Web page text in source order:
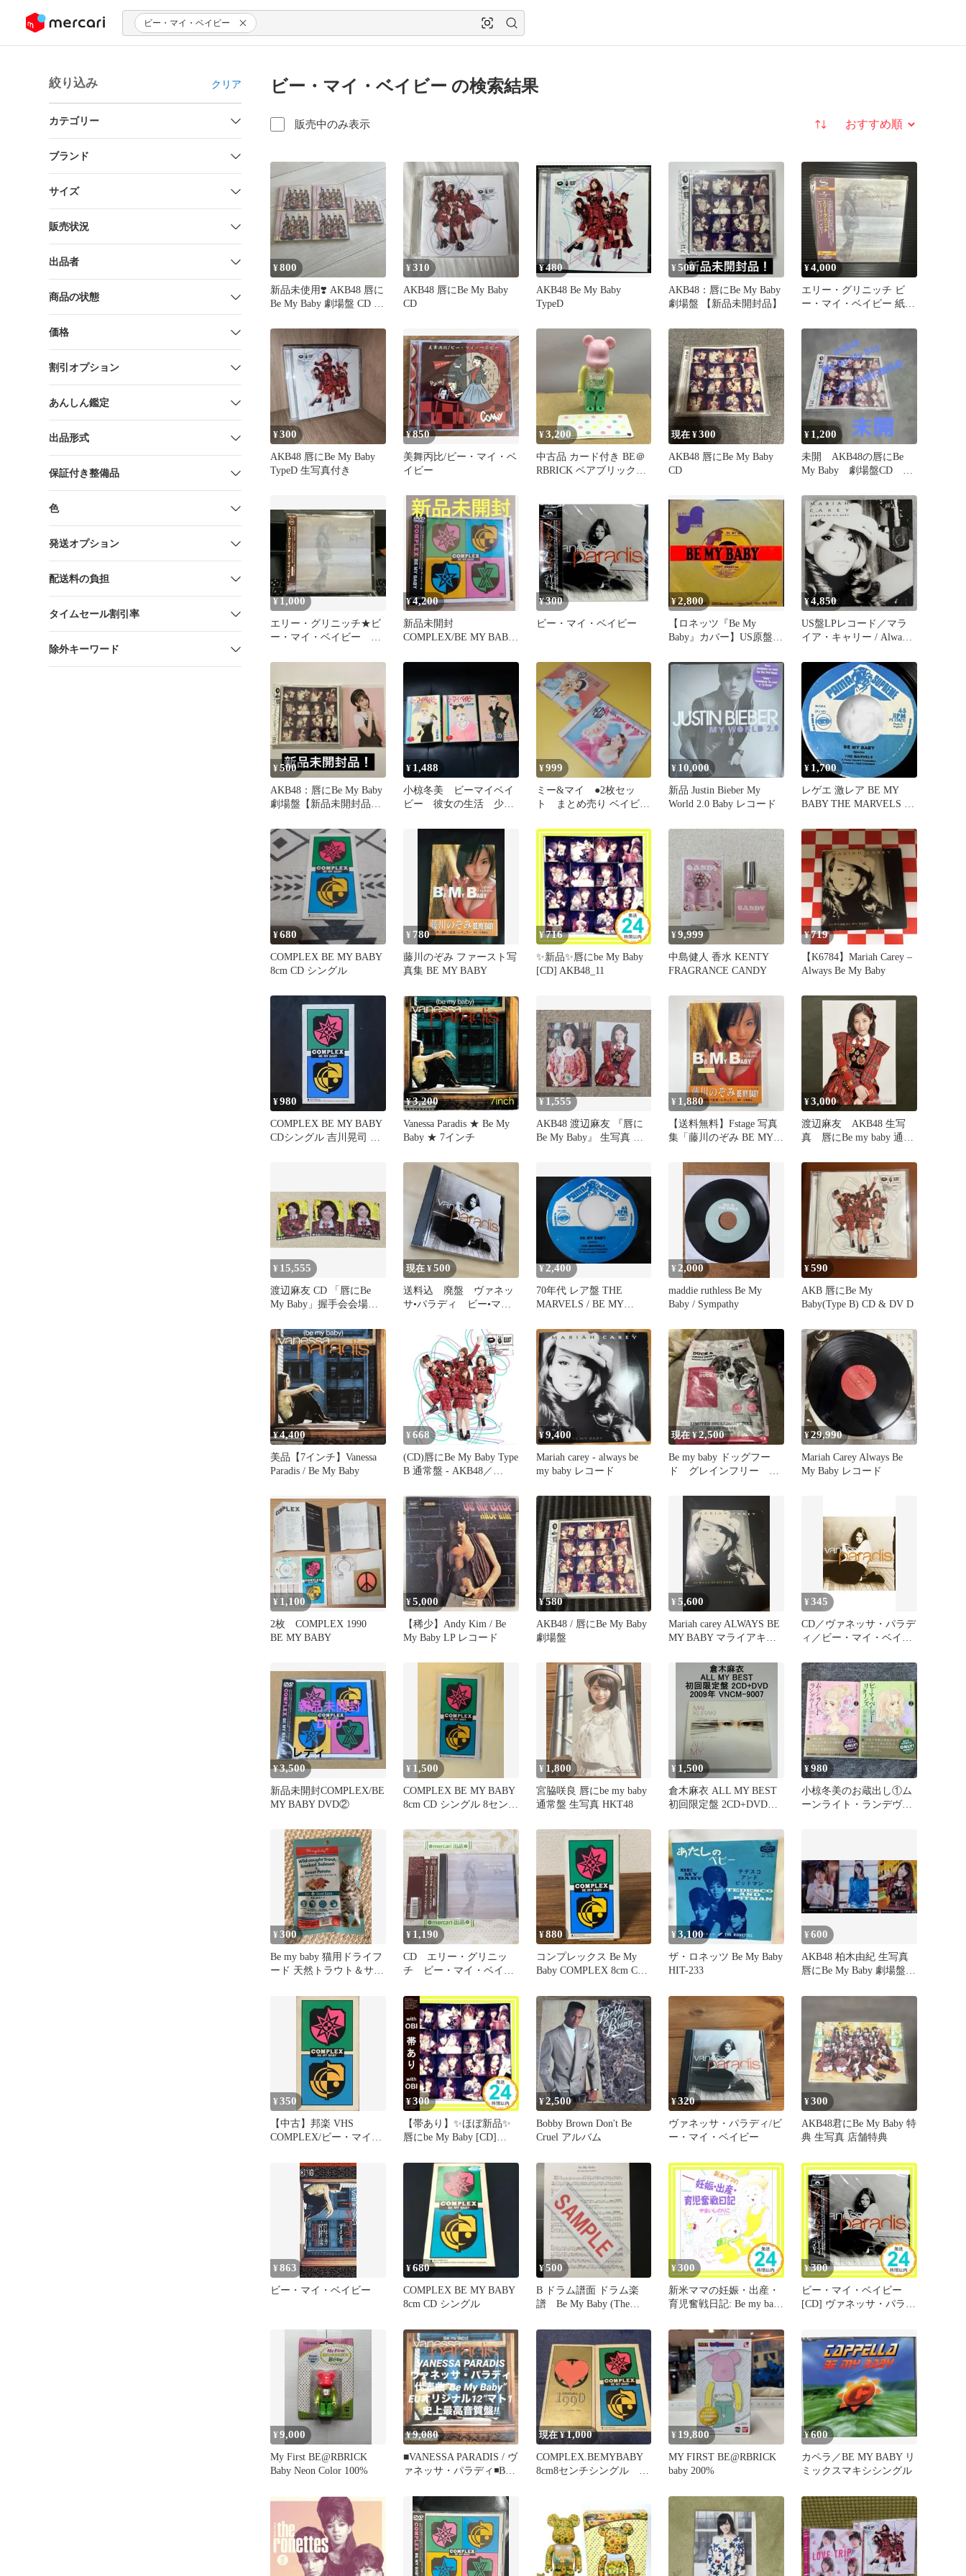
ツにスキップ ビー・マイ・ベイビー
絞り込み クリア
カテゴリー
ブランド
サイズ
販売状況
出品者
商品の状態
価格
割引オプション
あんしん鑑定
出品形式
保証付き整備品
色
発送オプション
配送料の負担
タイムセール割引率
除外キーワード
ビー・マイ・ベイビー の検索結果
販売中のみ表示 並び替え
¥800
新品未使用❣️ AKB48 唇に
Be My Baby 劇場盤 CD 5
¥310
AKB48 唇にBe My Baby
CD
¥480
AKB48 Be My Baby
TypeD
¥500
AKB48：唇にBe My Baby
劇場盤 【新品未開封品】
¥4,000
エリー・グリニッチ ビ
ー・マイ・ベイビー 紙ジ
¥300
AKB48 唇にBe My Baby
TypeD 生写真付き
¥850
美舞丙比/ビー・マイ・ベ
イビー
¥3,200
中古品 カード付き BE＠
RBRICK ベアブリック
ースト ベイビー 千秋 送
料込み
現在 ¥300
AKB48 唇にBe My Baby
CD
¥ 1,200
未開 AKB48の唇にBe
My Baby 劇場盤CD
¥ 1,000
エリー・グリニッチ★ビ
ー・マイ・ベイビー
¥4,200
新品未開封
COMPLEX/BE MY BABY
¥300
ビー・マイ・ベイビー
¥2,800
【ロネッツ『Be My
Baby』カバー】US原盤
ー』
¥4,850
US盤LPレコード／マラ
イア・キャリー / Always
¥500
AKB48：唇にBe My Baby
劇場盤【新品未開封品】
¥ 1,488
小椋冬美 ビーマイベイ
ビー 彼女の生活 少女
¥999
ミー&マイ ●2枚セッ
ト まとめ売り ベイビ
¥ 10,000
新品 Justin Bieber My
World 2.0 Baby レコード
¥ 1,700
レゲエ 激レア BE MY
BABY THE MARVELS オ
¥680
COMPLEX BE MY BABY
8cm CD シングル
¥ 780
藤川のぞみ ファースト写
真集 BE MY BABY
¥716
✨新品✨唇にbe My Baby
[CD] AKB48_11
¥9,999
中島健人 香水 KENTY
FRAGRANCE CANDY
¥719
【K6784】Mariah Carey –
Always Be My Baby
¥980
COMPLEX BE MY BABY
CDシングル 吉川晃司 布
¥3,200
Vanessa Paradis ★ Be My
Baby ★ 7インチ
¥ 1,555
AKB48 渡辺麻友 『唇に
Be My Baby』 生写真 通
¥ 1,880
【送料無料】Fstage 写真
集「藤川のぞみ BE MY
¥3,000
渡辺麻友 AKB48 生写
真 唇にBe my baby 通常
¥ 15,555
渡辺麻友 CD 「唇にBe
My Baby」握手会会場限
現在 ¥500
送料込 廃盤 ヴァネッ
サ•パラディ ビー•マイ•
¥2,400
70年代 レア盤 THE
MARVELS / BE MY
¥ 2,000
maddie ruthless Be My
Baby / Sympathy
¥590
AKB 唇にBe My
Baby(Type B) CD & DV D
¥4,400
美品【7インチ】Vanessa
Paradis / Be My Baby
¥ 668
(CD)唇にBe My Baby Type
B 通常盤 - AKB48／
¥9,400
Mariah carey - always be
my baby レコード
現在 ¥2,500
Be my baby ドッグフー
ド グレインフリー
¥29,990
Mariah Carey Always Be
My Baby レコード
¥ 1,100
2枚 COMPLEX 1990
BE MY BABY
¥5,000
【稀少】Andy Kim / Be
My Baby LP レコード
¥580
AKB48 / 唇にBe My Baby
劇場盤
¥5,600
Mariah carey ALWAYS BE
MY BABY マライアキャ
¥345
CD／ヴァネッサ・パラデ
ィ／ビー・マイ・ベイビ
¥3,500
新品未開封COMPLEX/BE
MY BABY DVD②
¥ 1,500
COMPLEX BE MY BABY
8cm CD シングル 8センチ
芝EMI XT10-5036 邦楽 80
年代 昭和 レトロ コレク
ション 8cmCD 管理AU-
D-061
¥ 1,800
宮脇咲良 唇にbe my baby
通常盤 生写真 HKT48
¥ 1,500
倉木麻衣 ALL MY BEST
初回限定盤 2CD+DVD
¥980
小椋冬美のお蔵出し①ム
ーンライト・ランデヴ
¥300
Be my baby 猫用ドライフ
ード 天然トラウト＆サー
¥ 1,190
CD エリー・グリニッ
チ ビー・マイ・ベイビ
GREENWICH LET IT
BE WRITTEN, LET IT
BE SUNG
¥880
コンプレックス Be My
Baby COMPLEX 8cm CD
¥3,100
ザ・ロネッツ Be My Baby
HIT-233
¥600
AKB48 柏木由紀 生写真
唇にBe My Baby 劇場盤 3
¥350
【中古】邦楽 VHS
COMPLEX/ビー・マイ・
¥300
【帯あり】✨ほぼ新品✨
唇にbe My Baby [CD]
¥2,500
Bobby Brown Don't Be
Cruel アルバム
¥320
ヴァネッサ・パラディ/ビ
ー・マイ・ベイビー
¥300
AKB48君にBe My Baby 特
典 生写真 店舗特典
¥863
ビー・マイ・ベイビー
¥680
COMPLEX BE MY BABY
8cm CD シングル
¥500
B ドラム譜面 ドラム楽
譜 Be My Baby (The
¥300
新米ママの妊娠・出産・
育児奮戦日記: Be my baby
のりこ_02
¥300
ビー・マイ・ベイビー
[CD] ヴァネッサ・パラデ
¥9,000
My First BE@RBRICK
Baby Neon Color 100%
¥9,080
■VANESSA PARADIS / ヴ
ァネッサ・パラディ◾️Be
現在 ¥1,000
COMPLEX.BEMYBABY
8cm8センチシングル
¥ 19,800
MY FIRST BE@RBRICK
baby 200%
¥600
カペラ／BE MY BABY リ
ミックスマキシシングル